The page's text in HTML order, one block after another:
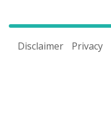
Disclaimer Privacy